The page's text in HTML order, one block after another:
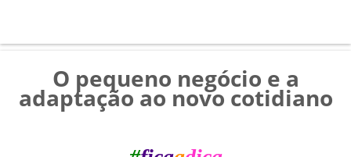
O pequeno negócio e a
adaptação ao novo cotidiano